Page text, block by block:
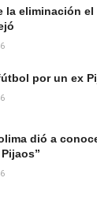
la eliminación
por un ex
dió a